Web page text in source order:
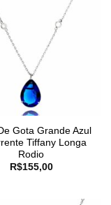
Gota Grande Azul
Tiffany Longa
Rodio
R$155,00